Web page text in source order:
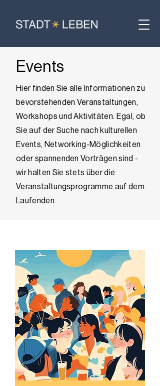
Events
Hier finden Sie alle Informationen zu
bevorstehenden Veranstaltungen,
Workshops und Aktivitäten. Egal, ob
Sie auf der Suche nach kulturellen
Events, Networking-Möglichkeiten
oder spannenden Vorträgen sind -
wir halten Sie stets über die
Veranstaltungsprogramme auf dem
Laufenden.